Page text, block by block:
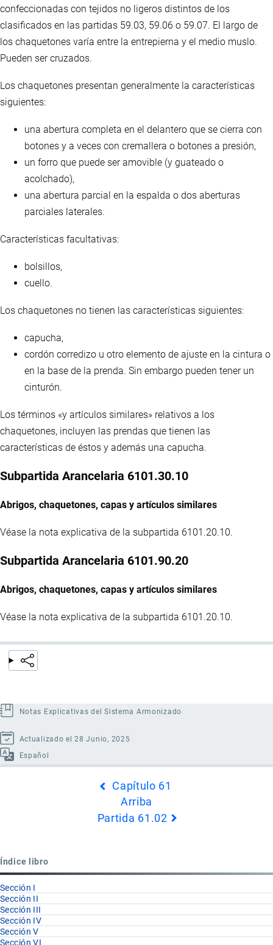
confeccionadas con tejidos no ligeros distintos de los
clasificados en las partidas 59.03, 59.06 o 59.07. El largo de
los chaquetones varía entre la entrepierna y el medio muslo.
Pueden ser cruzados.
Los chaquetones presentan generalmente la características
siguientes:
una abertura completa en el delantero que se cierra con
botones y a veces con cremallera o botones a presión,
un forro que puede ser amovible (y guateado o
acolchado),
una abertura parcial en la espalda o dos aberturas
parciales laterales.
Características facultativas:
bolsillos,
cuello.
Los chaquetones no tienen las características siguientes:
capucha,
cordón corredizo u otro elemento de ajuste en la cintura o
en la base de la prenda. Sin embargo pueden tener un
cinturón.
Los términos «y artículos similares» relativos a los
chaquetones, incluyen las prendas que tienen las
características de éstos y además una capucha.
Subpartida Arancelaria 6101.30.10
Abrigos, chaquetones, capas y artículos similares
Véase la nota explicativa de la subpartida 6101.20.10.
Subpartida Arancelaria 6101.90.20
Abrigos, chaquetones, capas y artículos similares
Véase la nota explicativa de la subpartida 6101.20.10.
Notas Explicativas del Sistema Armonizado
Actualizado el 28 Junio, 2025
Español
61.01
Capítulo 61
Arriba
Partida 61.02
Índice libro
Sección I
Sección II
Sección III
Sección IV
Sección V
Sección VI